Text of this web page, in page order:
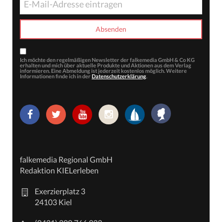
Ich möchte den regelmäßigen Newsletter der falkemedia GmbH & Co KG
erhalten und mich über aktuelle Produkte und Aktionen aus dem Verlag
informieren. Eine Abmeldung ist jederzeit kostenlos möglich. Weitere
Informationen finde ich in der Datenschutzerklärung.
falkemedia Regional GmbH
Redaktion KIELerleben
Exerzierplatz 3
24103 Kiel